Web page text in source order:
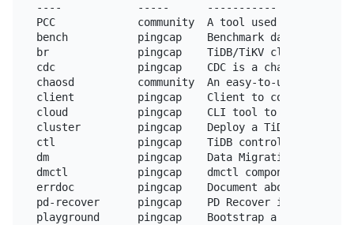
----            -----      -----------
PCC             community  A tool used to capture
bench           pingcap    Benchmark database
br              pingcap    TiDB/TiKV cluster
cdc             pingcap    CDC is a change data
chaosd          community  An easy-to-use Chaos
client          pingcap    Client to connect
cloud           pingcap    CLI tool to manage TiDB
cluster         pingcap    Deploy a TiDB cluster
ctl             pingcap    TiDB controller suite
dm              pingcap    Data Migration Platform
dmctl           pingcap    dmctl component of
errdoc          pingcap    Document about TiDB
pd-recover      pingcap    PD Recover is a
playground      pingcap    Bootstrap a